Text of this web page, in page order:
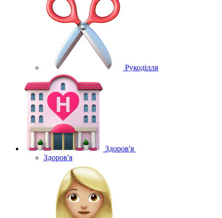
Рукоділля
Здоров'я
Здоров'я